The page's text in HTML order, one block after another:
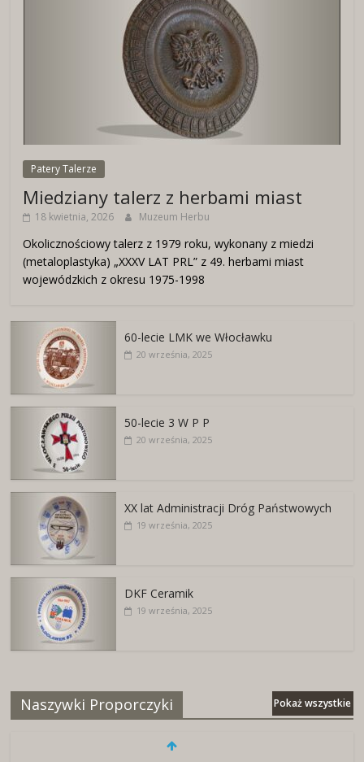
Patery Talerze
Miedziany talerz z herbami miast
18 kwietnia, 2026 Muzeum Herbu
Okolicznościowy talerz z 1979 roku, wykonany z miedzi
(metaloplastyka) „XXXV LAT PRL” z 49. herbami miast
wojewódzkich z okresu 1975-1998
60-lecie LMK we Włocławku
20 września, 2025
50-lecie 3 W P P
20 września, 2025
XX lat Administracji Dróg Państwowych
19 września, 2025
DKF Ceramik
19 września, 2025
Naszywki Proporczyki Pokaż wszystkie